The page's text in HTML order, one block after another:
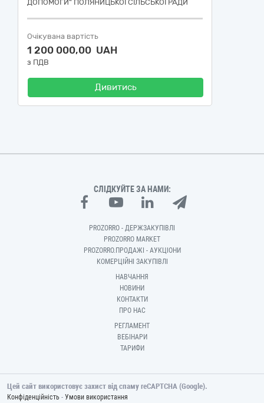
ДОПОМОГИ" ПОЛЯНИЦЬКОЇ СІЛЬСЬКОЇ РАДИ
Очікувана вартість
1 200 000,00 UAH
з ПДВ
Дивитись
СЛІДКУЙТЕ ЗА НАМИ:
PROZORRO - ДЕРЖЗАКУПІВЛІ
PROZORRO MARKET
PROZORRO.ПРОДАЖІ - АУКЦІОНИ
КОМЕРЦІЙНІ ЗАКУПІВЛІ
НАВЧАННЯ
НОВИНИ
КОНТАКТИ
ПРО НАС
РЕГЛАМЕНТ
ВЕБІНАРИ
ТАРИФИ
Цей сайт використовує захист від спаму reCAPTCHA (Google).
Конфіденційність - Умови використання